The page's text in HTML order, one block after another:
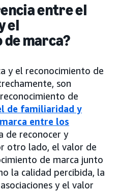
entre el
el
marca?
y el reconocimiento de
son
de
de familiaridad y
entre los
de reconocer y
otro lado, el valor de
de marca junto
la calidad percibida, la
y el valor